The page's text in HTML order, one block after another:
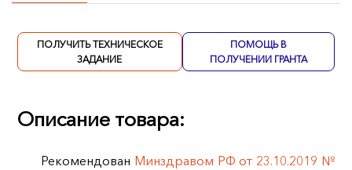
ПОЛУЧИТЬ ТЕХНИЧЕСКОЕ
ЗАДАНИЕ
ПОМОЩЬ В
ПОЛУЧЕНИИ ГРАНТА
Описание товара:
Рекомендован Минздравом РФ от 23.10.2019 №